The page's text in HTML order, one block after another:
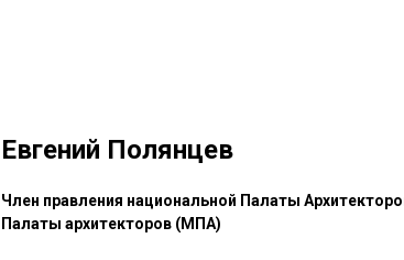
Евгений Полянцев
Член правления национальной Палаты
Палаты архитекторов (МПА)